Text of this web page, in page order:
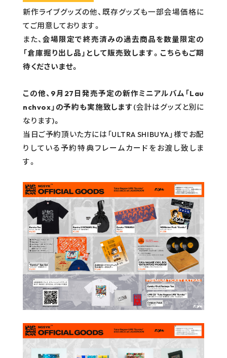
新作ライブグッズの他、既存グッズも一部会場価格に
てご用意しております。
また、会場限定で終売済みの過去商品を数量限定の
「倉庫掘り出し品」として販売致します。こちらもご期
待くださいませ。
この他、9月27日発売予定の新作ミニアルバム「Lau
nchvox」の予約も実施致します(会計はグッズと別に
なります)。
当日ご予約頂いた方には「ULTRA SHIBUYA」様でお配
りしている予約特典フレームカードをお渡し致しま
す。